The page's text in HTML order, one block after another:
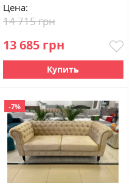
Цена:
13 685 грн
14 715 грн
Купить
-7%